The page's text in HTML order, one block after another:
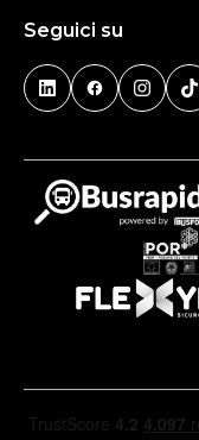
Seguici su